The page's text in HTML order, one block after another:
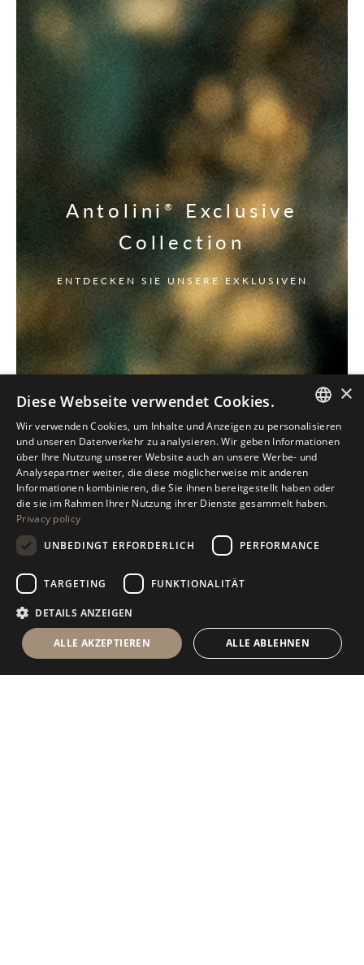
Antolini® Exclusive
Collection
ENTDECKEN SIE UNSERE EXKLUSIVEN
ITALIAN
ENGLISH
SPANISH
RUSSIAN
×
Diese Webseite verwendet Cookies.
Wir verwenden Cookies, um Inhalte und Anzeigen zu personalisieren
und unseren Datenverkehr zu analysieren. Wir geben Informationen
über Ihre Nutzung unserer Website auch an unsere Werbe- und
Analysepartner weiter, die diese möglicherweise mit anderen
Informationen kombinieren, die Sie ihnen bereitgestellt haben oder
die sie im Rahmen Ihrer Nutzung ihrer Dienste gesammelt haben.
Privacy policy
UNBEDINGT ERFORDERLICH
PERFORMANCE
TARGETING FUNKTIONALITÄT
DETAILS ANZEIGEN
ALLE AKZEPTIEREN ALLE ABLEHNEN